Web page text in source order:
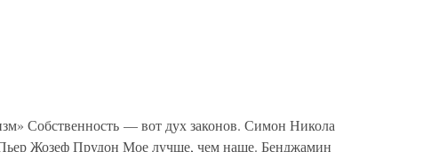
Собственность — вот дух законов. Симон Никола
Жозеф Прудон Мое лучше, чем наше. Бенджамин